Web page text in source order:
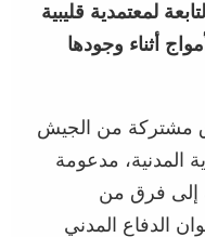
لمعتمدية قليبية
أثناء وجودها
مشتركة من الجيش
المدنية، مدعومة
إلى فرق من
الدفاع المدني